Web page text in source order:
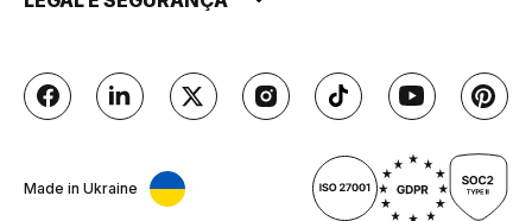
Made in Ukraine